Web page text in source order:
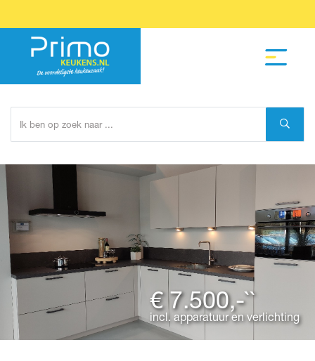
€ 7.500,-``
incl. apparatuur en verlichting